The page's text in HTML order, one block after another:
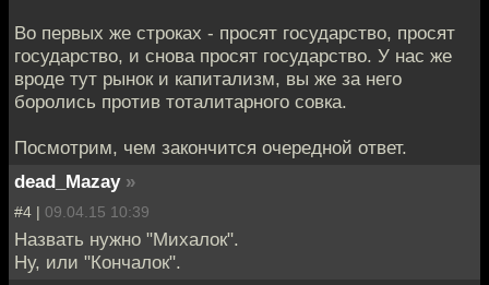
Во первых же строках - просят государство, просят
государство, и снова просят государство. У нас же
вроде тут рынок и капитализм, вы же за него
боролись против тоталитарного совка.
Посмотрим, чем закончится очередной ответ.
dead_Mazay »
#4 | 09.04.15 10:39
Назвать нужно "Михалок".
Ну, или "Кончалок".